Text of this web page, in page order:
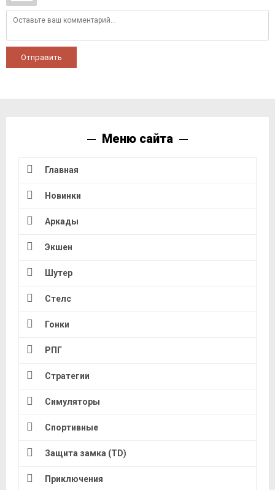
Отправить
Меню сайта
Главная
Новинки
Аркады
Экшен
Шутер
Стелс
Гонки
РПГ
Стратегии
Симуляторы
Спортивные
Защита замка (TD)
Приключения